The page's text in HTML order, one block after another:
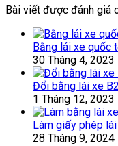
Bài viết được đánh giá
Bằng lái xe quốc
30 Tháng 4, 2023
Đổi bằng lái xe
1 Tháng 12, 2023
Làm giấy phép
28 Tháng 9, 2024